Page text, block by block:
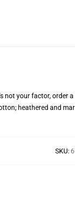
not your factor, order
heathered and
SKU: